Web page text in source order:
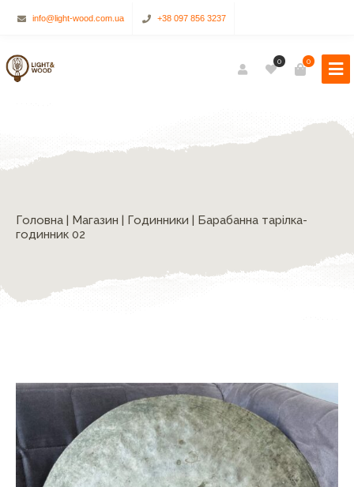
info@light-wood.com.ua +38 097 856 3237
0
0
Головна | Магазин | Годинники | Барабанна тарілка-
годинник 02